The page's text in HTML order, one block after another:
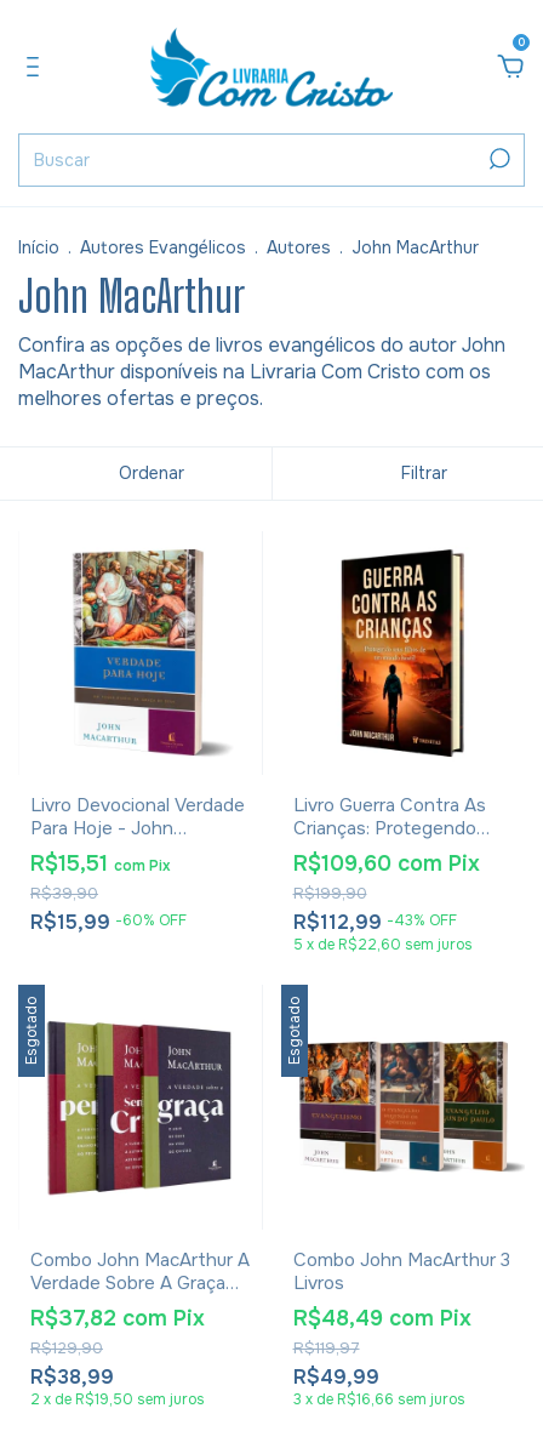
0
Início . Autores Evangélicos . Autores . John MacArthur
John MacArthur
Confira as opções de livros evangélicos do autor John
MacArthur disponíveis na Livraria Com Cristo com os
melhores ofertas e preços.
Ordenar Filtrar
Livro Devocional Verdade
Para Hoje - John
MacArthur
R$15,99 -60% OFF
R$39,90
R$15,51 comPix
Livro Guerra Contra As
Crianças: Protegendo
Seus Filhos De Um
Mundo Hostil - John
Macarthur
R$112,99 -43% OFF
R$199,90
R$109,60 com Pix
5 x de R$22,60 sem juros
Esgotado
Combo John MacArthur A
Verdade Sobre A Graça
Perdão E Senhorio De
Cristo 3 Livros
R$38,99
R$129,90
R$37,82 com Pix
2 x de R$19,50 sem juros
Esgotado
Combo John MacArthur 3
Livros
R$49,99
R$119,97
R$48,49 com Pix
3 x de R$16,66 sem juros